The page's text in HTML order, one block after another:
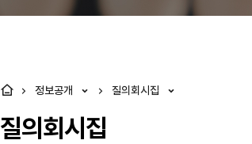
질의회시집
정보공개 질의회시집